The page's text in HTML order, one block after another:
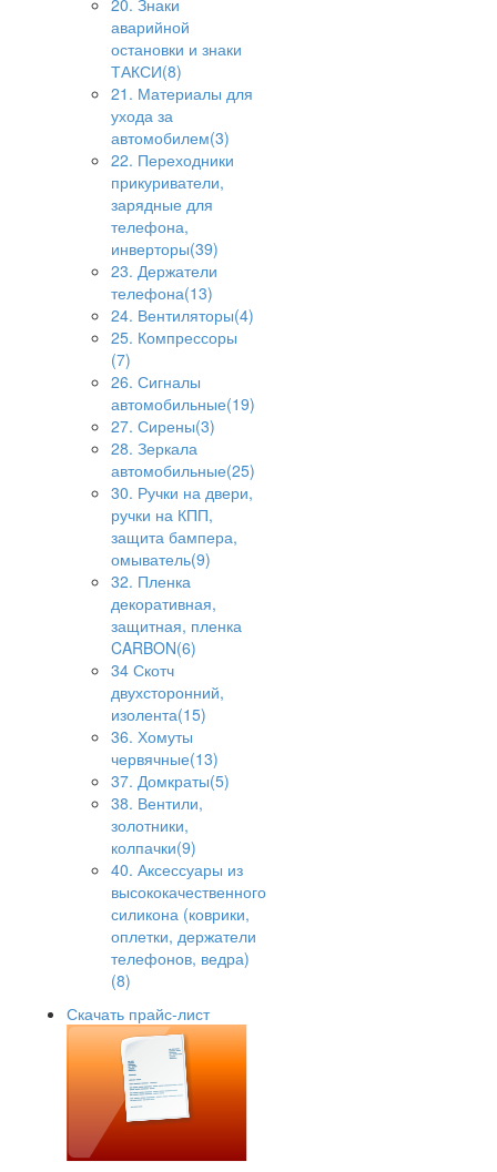
20. Знаки
аварийной
остановки и знаки
ТАКСИ(8)
21. Материалы для
ухода за
автомобилем(3)
22. Переходники
прикуриватели,
зарядные для
телефона,
инверторы(39)
23. Держатели
телефона(13)
24. Вентиляторы(4)
25. Компрессоры
(7)
26. Сигналы
автомобильные(19)
27. Сирены(3)
28. Зеркала
автомобильные(25)
30. Ручки на двери,
ручки на КПП,
защита бампера,
омыватель(9)
32. Пленка
декоративная,
защитная, пленка
CARBON(6)
34 Скотч
двухсторонний,
изолента(15)
36. Хомуты
червячные(13)
37. Домкраты(5)
38. Вентили,
золотники,
колпачки(9)
40. Аксессуары из
высококачественного
силикона (коврики,
оплетки, держатели
телефонов, ведра)
(8)
Скачать прайс-лист